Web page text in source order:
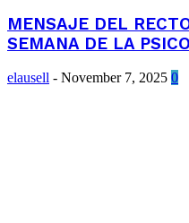
MENSAJE DEL
SEMANA DE LA
elausell - November 7, 2025 0